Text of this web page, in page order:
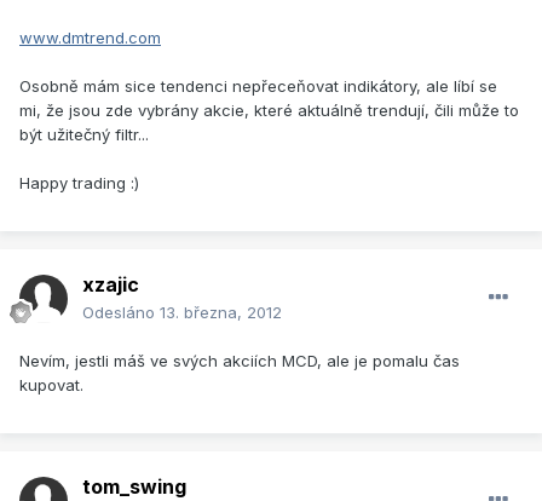
www.dmtrend.com
Osobně mám sice tendenci nepřeceňovat indikátory, ale líbí se
mi, že jsou zde vybrány akcie, které aktuálně trendují, čili může to
být užitečný filtr...
Happy trading :)
xzajic
Odesláno 13. března, 2012
Nevím, jestli máš ve svých akciích MCD, ale je pomalu čas
kupovat.
tom_swing